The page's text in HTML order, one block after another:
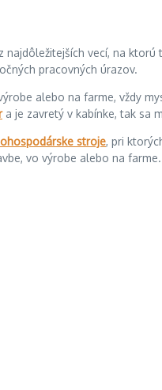
najdôležitejších vecí, na
pracovných úrazov.
alebo na farme, vždy
a je zavretý v kabínke, tak sa
stroje, pri
vo výrobe alebo na